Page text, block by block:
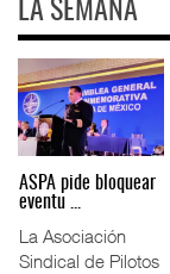
LA SEMANA
Miguel Ángel Bres
encabez ...
La Confederación
de Cámaras